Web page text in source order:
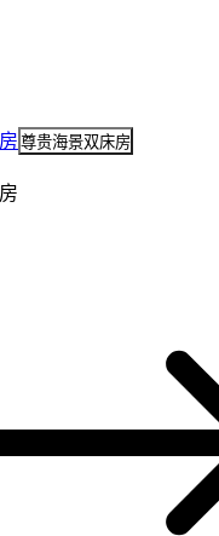
尊贵海景双床房